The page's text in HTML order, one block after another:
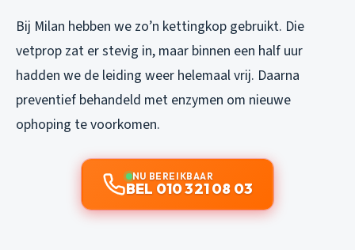
Bij Milan hebben we zo’n kettingkop gebruikt. Die
vetprop zat er stevig in, maar binnen een half uur
hadden we de leiding weer helemaal vrij. Daarna
preventief behandeld met enzymen om nieuwe
ophoping te voorkomen.
NU BEREIKBAAR
BEL 010 321 08 03